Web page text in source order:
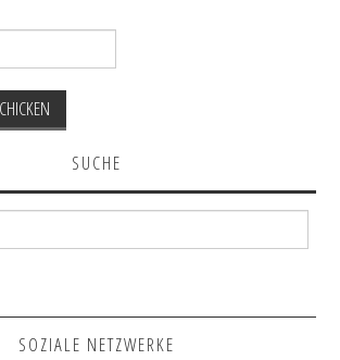
SUCHE
SOZIALE NETZWERKE